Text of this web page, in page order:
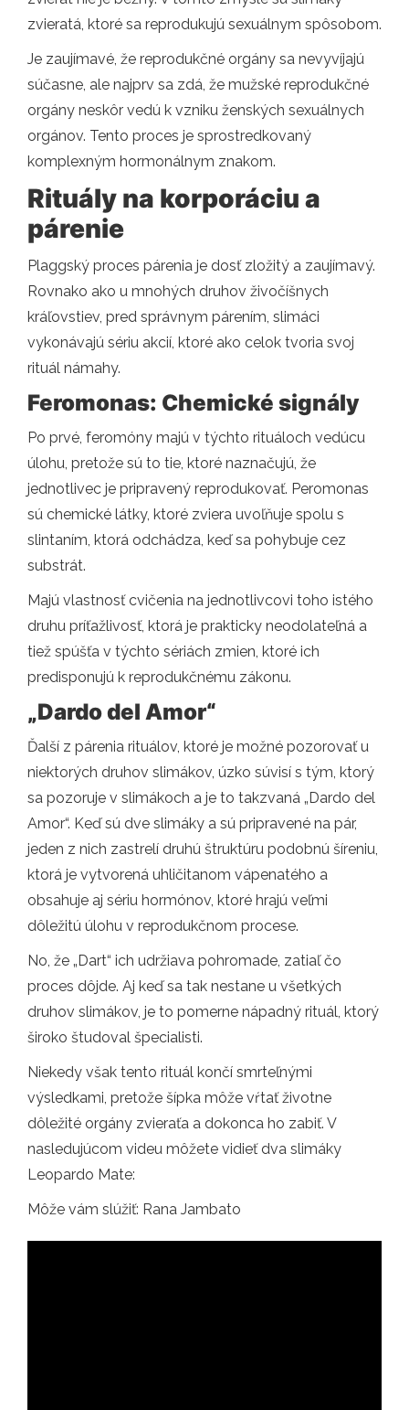
zvieratá, ktoré sa reprodukujú sexuálnym spôsobom.
Je zaujímavé, že reprodukčné orgány sa nevyvíjajú
súčasne, ale najprv sa zdá, že mužské reprodukčné
orgány neskôr vedú k vzniku ženských sexuálnych
orgánov. Tento proces je sprostredkovaný
komplexným hormonálnym znakom.
Rituály na korporáciu a
párenie
Plaggský proces párenia je dosť zložitý a zaujímavý.
Rovnako ako u mnohých druhov živočíšnych
kráľovstiev, pred správnym párením, slimáci
vykonávajú sériu akcií, ktoré ako celok tvoria svoj
rituál námahy.
Feromonas: Chemické signály
Po prvé, feromóny majú v týchto rituáloch vedúcu
úlohu, pretože sú to tie, ktoré naznačujú, že
jednotlivec je pripravený reprodukovať. Peromonas
sú chemické látky, ktoré zviera uvoľňuje spolu s
slintaním, ktorá odchádza, keď sa pohybuje cez
substrát.
Majú vlastnosť cvičenia na jednotlivcovi toho istého
druhu príťažlivosť, ktorá je prakticky neodolateľná a
tiež spúšťa v týchto sériách zmien, ktoré ich
predisponujú k reprodukčnému zákonu.
„Dardo del Amor“
Ďalší z párenia rituálov, ktoré je možné pozorovať u
niektorých druhov slimákov, úzko súvisí s tým, ktorý
sa pozoruje v slimákoch a je to takzvaná „Dardo del
Amor“. Keď sú dve slimáky a sú pripravené na pár,
jeden z nich zastrelí druhú štruktúru podobnú šíreniu,
ktorá je vytvorená uhličitanom vápenatého a
obsahuje aj sériu hormónov, ktoré hrajú veľmi
dôležitú úlohu v reprodukčnom procese.
No, že „Dart“ ich udržiava pohromade, zatiaľ čo
proces dôjde. Aj keď sa tak nestane u všetkých
druhov slimákov, je to pomerne nápadný rituál, ktorý
široko študoval špecialisti.
Niekedy však tento rituál končí smrteľnými
výsledkami, pretože šípka môže vŕtať životne
dôležité orgány zvieraťa a dokonca ho zabiť. V
nasledujúcom videu môžete vidieť dva slimáky
Leopardo Mate:
Môže vám slúžiť: Rana Jambato